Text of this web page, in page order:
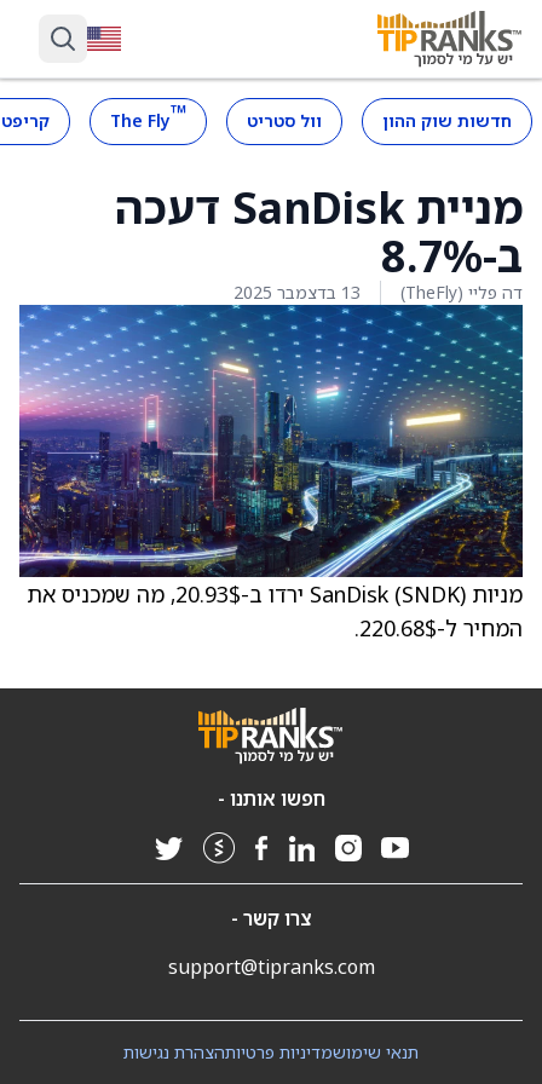
חדשות שוק ההון וול סטריט ™
The Fly
מניית SanDisk דעכה
ב-8.7%
דה פליי (TheFly) 13 בדצמבר 2025
מניות SanDisk (SNDK) ירדו ב-20.93$, מה שמכניס את
המחיר ל-220.68$.
חפשו אותנו -
צרו קשר -
support@tipranks.com
הצהרת נגישותמדיניות פרטיותתנאי שימוש